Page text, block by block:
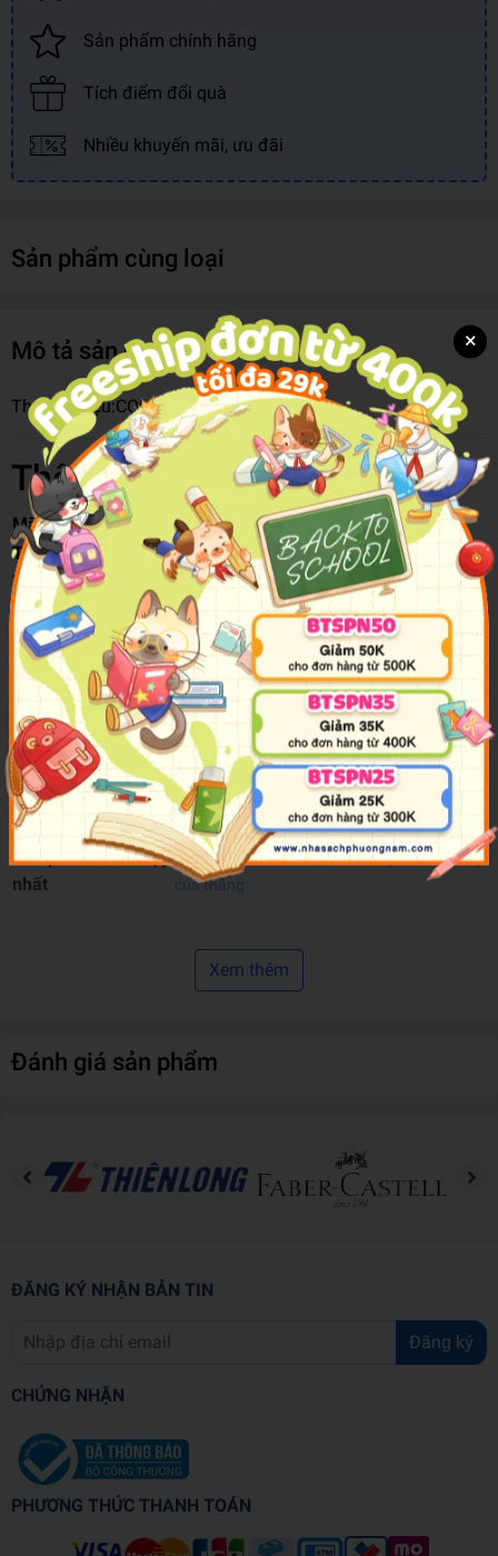
Sản phẩm chính hãng
Tích điểm đổi quà
Nhiều khuyến mãi, ưu đãi
Sản phẩm cùng loại
Mô tả sản phẩm
Thương hiệu:COLORMATE CO., LTD
Thông tin chi tiết
Mã hàng
8935246112182
Tên Nhà Cung Cấp
Cty Bạn Màu Quốc Tế
Thương Hiệu
COLORMATE CO., LTD
Xuất Xứ Thương Hiệu
Việt Nam
Nơi Gia Công & Sản Xuất Việt Nam
Màu sắc
Trắng
Chất liệu
Giấy
Trọng lượng (gr)
150
Kích Thước Bao Bì
22 x 15 x 1 cm
Sản phẩm hiển thị
trong
Cty Bạn Màu Quốc Tế
COLORMATE CO, LTD
Sản phẩm bán chạy
nhất
Top 100 sản phẩm Tập Vẽ - Giấy Vẽ bán chạy
của tháng
Tập Giấy Vẽ A5 Acrylic Pad Colormate ARTIST-OP (12 Tờ)
Sản phẩm được làm từ chất liệu giấy cao cấp, có độ trắng
màu.
Tập vẽ gồm 12 tờ với kích thước nhỏ gọn, giúp bạn có thể
mang theo đến bất cứ đâu và vẽ ra bất cứ nhứng gì bạn
Xem thêm
Đánh giá sản phẩm
ĐĂNG KÝ NHẬN BẢN TIN
Đăng ký
CHỨNG NHẬN
PHƯƠNG THỨC THANH TOÁN
×